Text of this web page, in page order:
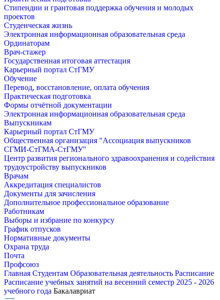
Стипендии и грантовая поддержка обучения и молодых
проектов
Студенческая жизнь
Электронная информационная образовательная среда
Ординаторам
Врач-стажер
Государственная итоговая аттестация
Карьерный портал СтГМУ
Обучение
Перевод, восстановление, оплата обучения
Практическая подготовка
Формы отчётной документации
Электронная информационная образовательная среда
Выпускникам
Карьерный портал СтГМУ
Общественная организация "Ассоциация выпускников
СГМИ-СтГМА-СтГМУ"
Центр развития регионального здравоохранения и содействия
трудоустройству выпускников
Врачам
Аккредитация специалистов
Документы для зачисления
Дополнительное профессиональное образование
Работникам
Выборы и избрание по конкурсу
График отпусков
Нормативные документы
Охрана труда
Почта
Профсоюз
Главная Студентам Образовательная деятельность Расписание
Расписание учебных занятий на весенний семестр 2025 - 2026
учебного года Бакалавриат